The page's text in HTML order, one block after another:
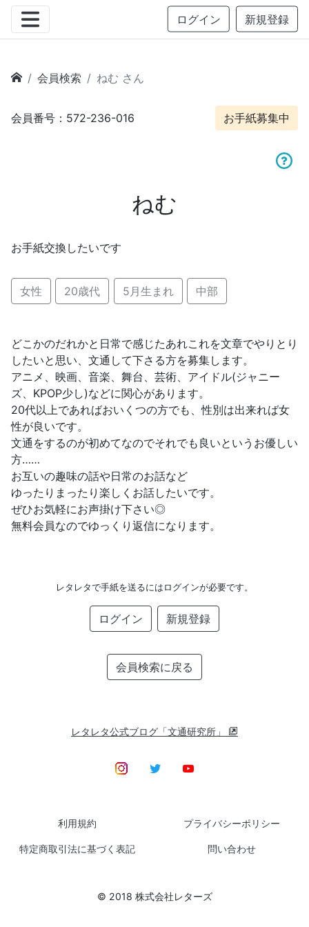
ログイン 新規登録
会員検索 ねむ さん
会員番号：572-236-016 お手紙募集中
ねむ
お手紙交換したいです
女性 20歳代 5月生まれ 中部
どこかのだれかと日常で感じたあれこれを文章でやりとり
したいと思い、文通して下さる方を募集します。
アニメ、映画、音楽、舞台、芸術、アイドル(ジャニー
ズ、KPOP少し)などに関心があります。
20代以上であればおいくつの方でも、性別は出来れば女
性が良いです。
文通をするのが初めてなのでそれでも良いというお優しい
方……
お互いの趣味の話や日常のお話など
ゆったりまったり楽しくお話したいです。
ぜひお気軽にお声掛け下さい◎
無料会員なのでゆっくり返信になります。
レタレタで手紙を送るにはログインが必要です。
ログイン 新規登録
会員検索に戻る
レタレタ公式ブログ「文通研究所」
利用規約 プライバシーポリシー
特定商取引法に基づく表記 問い合わせ
© 2018 株式会社レターズ